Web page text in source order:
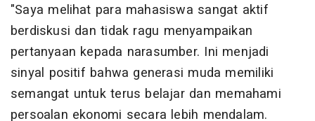
"Saya melihat para mahasiswa sangat aktif
berdiskusi dan tidak ragu menyampaikan
pertanyaan kepada narasumber. Ini menjadi
sinyal positif bahwa generasi muda memiliki
semangat untuk terus belajar dan memahami
persoalan ekonomi secara lebih mendalam.